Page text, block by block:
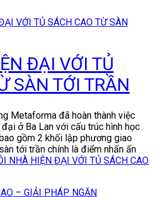
ĐẠI VỚI TỦ
SÀN TỚI TRẦN
Metaforma đã hoàn thành việc
ở Ba Lan với cấu trúc hình học
gồm 2 khối lập phương giao
tới trần chính là điểm nhấn ấn
NHÀ HIỆN ĐẠI VỚI TỦ SÁCH CAO